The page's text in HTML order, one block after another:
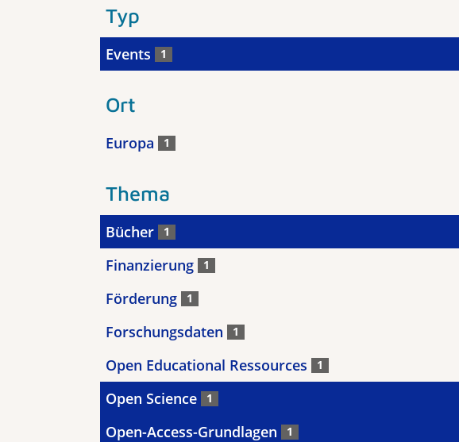
Typ
Events 1
Ort
Europa 1
Thema
Bücher 1
Finanzierung 1
Förderung 1
Forschungsdaten 1
Open Educational Ressources 1
Open Science 1
Open-Access-Grundlagen 1